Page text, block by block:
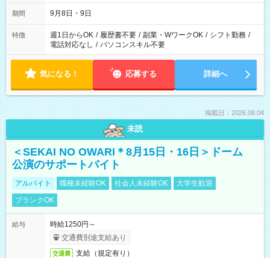
時間は変更となる可能性があります
期間 9月8日・9日
特徴 週1日からOK / 履歴書不要 / 副業・WワークOK / シフト勤務 /
電話対応なし / パソコンスキル不要
気になる！ 応募する 詳細へ
掲載日：2026.08.04
未読
＜SEKAI NO OWARI＊8月15日・16日＞ドーム
公演のサポートバイト
アルバイト 職種未経験OK 社会人未経験OK
大学生歓迎
ブランクOK
給与
時給1250円～
交通費別途支給あり
交通費 支給（規定有り）